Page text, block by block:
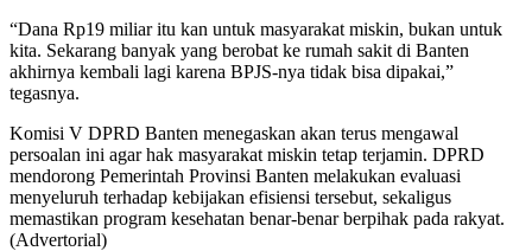
“Dana Rp19 miliar itu kan untuk masyarakat miskin, bukan untuk
kita. Sekarang banyak yang berobat ke rumah sakit di Banten
akhirnya kembali lagi karena BPJS-nya tidak bisa dipakai,”
tegasnya.
Komisi V DPRD Banten menegaskan akan terus mengawal
persoalan ini agar hak masyarakat miskin tetap terjamin. DPRD
mendorong Pemerintah Provinsi Banten melakukan evaluasi
menyeluruh terhadap kebijakan efisiensi tersebut, sekaligus
memastikan program kesehatan benar-benar berpihak pada rakyat.
(Advertorial)